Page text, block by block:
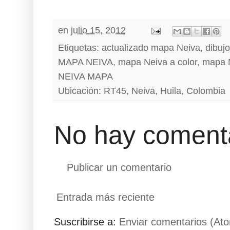
en julio 15, 2012
Etiquetas: actualizado mapa Neiva,
MAPA NEIVA, mapa Neiva a color, mapa
NEIVA MAPA
Ubicación: RT45, Neiva, Huila, Colombia
No hay
Publicar un comentario
Entrada más reciente
Suscribirse a: Enviar comentarios